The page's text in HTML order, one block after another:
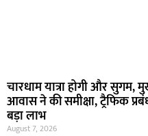
चारधाम यात्रा होगी और सुगम,
आवास ने की समीक्षा, ट्रैफिक
बड़ा लाभ
August 7, 2026